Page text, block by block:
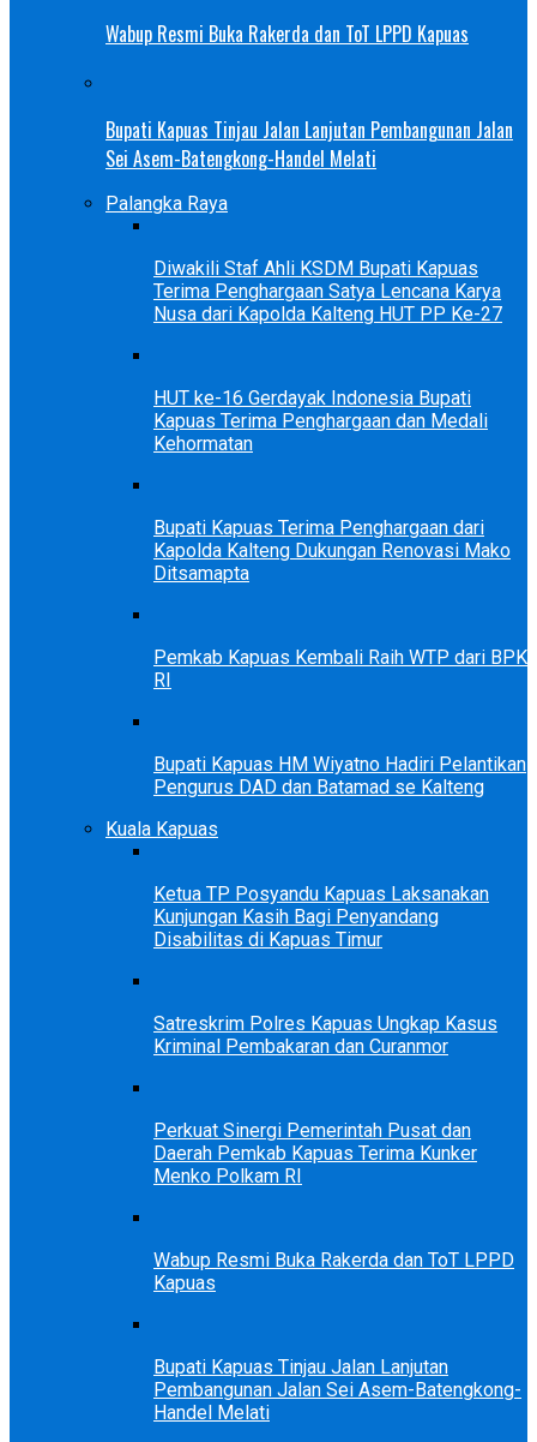
Wabup Resmi Buka Rakerda dan ToT LPPD Kapuas
Bupati Kapuas Tinjau Jalan Lanjutan Pembangunan Jalan
Sei Asem-Batengkong-Handel Melati
Palangka Raya
Diwakili Staf Ahli KSDM Bupati Kapuas
Terima Penghargaan Satya Lencana Karya
Nusa dari Kapolda Kalteng HUT PP Ke-27
HUT ke-16 Gerdayak Indonesia Bupati
Kapuas Terima Penghargaan dan Medali
Kehormatan
Bupati Kapuas Terima Penghargaan dari
Kapolda Kalteng Dukungan Renovasi Mako
Ditsamapta
Pemkab Kapuas Kembali Raih WTP dari BPK
RI
Bupati Kapuas HM Wiyatno Hadiri Pelantikan
Pengurus DAD dan Batamad se Kalteng
Kuala Kapuas
Ketua TP Posyandu Kapuas Laksanakan
Kunjungan Kasih Bagi Penyandang
Disabilitas di Kapuas Timur
Satreskrim Polres Kapuas Ungkap Kasus
Kriminal Pembakaran dan Curanmor
Perkuat Sinergi Pemerintah Pusat dan
Daerah Pemkab Kapuas Terima Kunker
Menko Polkam RI
Wabup Resmi Buka Rakerda dan ToT LPPD
Kapuas
Bupati Kapuas Tinjau Jalan Lanjutan
Pembangunan Jalan Sei Asem-Batengkong-
Handel Melati